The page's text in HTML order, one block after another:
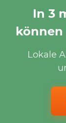
In 3
können
Lokale